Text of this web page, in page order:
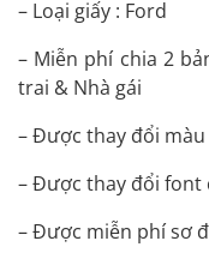
– Loại giấy : Ford
– Miễn phí chia 2
trai & Nhà gái
– Được thay đổi
– Được thay đổi font
– Được miễn phí sơ